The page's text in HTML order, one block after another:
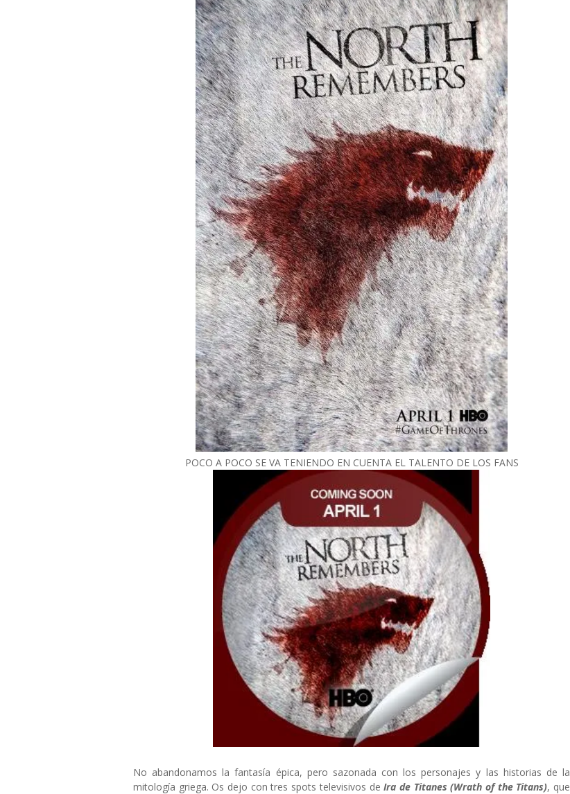
POCO A POCO SE VA TENIENDO EN CUENTA EL TALENTO DE LOS FANS
No abandonamos la fantasía épica, pero sazonada con los personajes y las historias de la
mitología griega. Os dejo con tres spots televisivos deIra de Titanes (Wrath of the Titans), que